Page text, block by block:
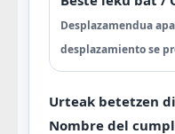
Desplazamendua
desplazamiento se
Urteak betetzen
Nombre del